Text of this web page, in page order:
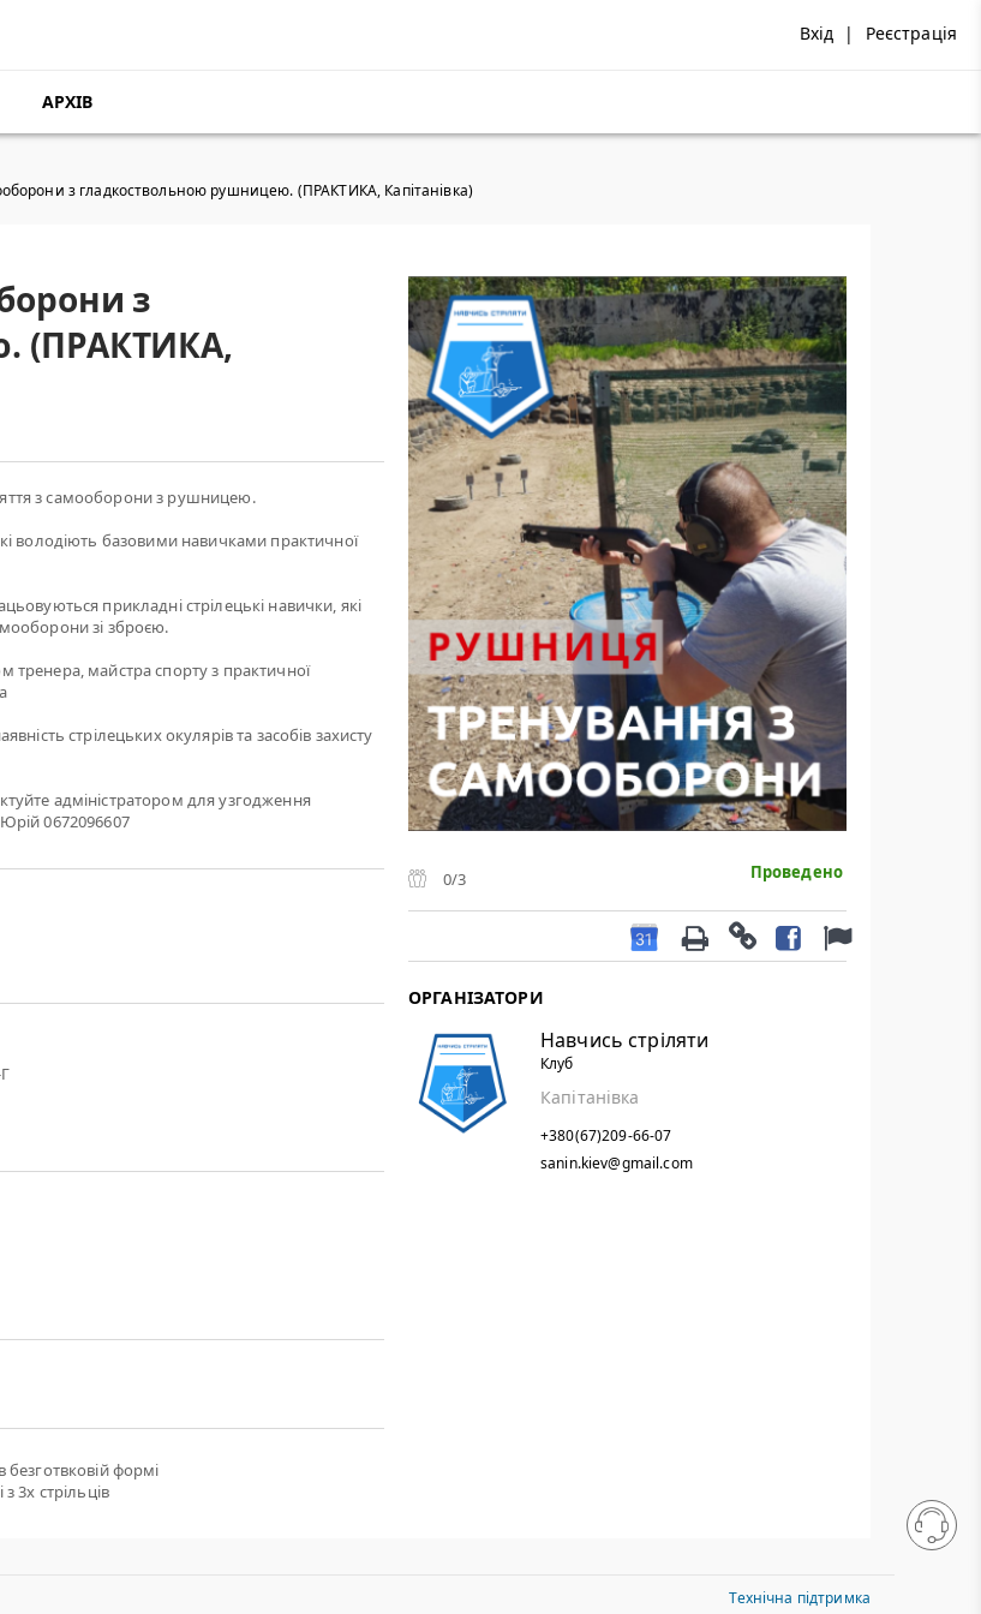
Вхід | Реєстрація
АРХІВ
з гладкоствольною рушницею. (ПРАКТИКА, Капітанівка)
з
(ПРАКТИКА,
з самооборони з рушницею.
володіють базовими навичками практичної
прикладні стрілецькі навички, які
зі зброєю.
тренера, майстра спорту з практичної
стрілецьких окулярів та засобів захисту
адміністратором для узгодження
0672096607
безготвковій формі
3х стрільців
0/3 Проведено
ОРГАНІЗАТОРИ
Навчись стріляти
Клуб
Капітанівка
+380(67)209-66-07
sanin.kiev@gmail.com
Технічна підтримка